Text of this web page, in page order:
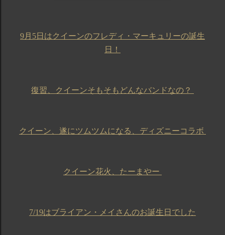
9月5日はクイーンのフレディ・マーキュリーの誕生
日！
復習、クイーンそもそもどんなバンドなの？
クイーン、遂にツムツムになる、ディズニーコラボ
クイーン花火、たーまやー
7/19はブライアン・メイさんのお誕生日でした